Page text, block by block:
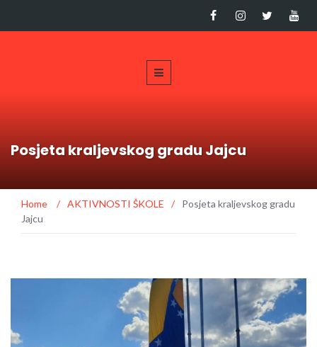
Posjeta kraljevskog gradu Jajcu
Home / AKTIVNOSTI ŠKOLE /
Posjeta kraljevskog gradu
Jajcu